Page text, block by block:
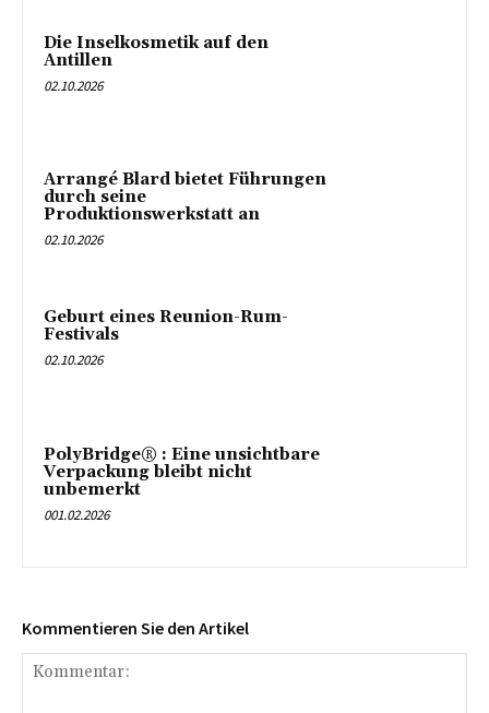
Die Inselkosmetik auf den
Antillen
02.10.2026
Arrangé Blard bietet Führungen
durch seine
Produktionswerkstatt an
02.10.2026
Geburt eines Reunion-Rum-
Festivals
02.10.2026
PolyBridge® : Eine unsichtbare
Verpackung bleibt nicht
unbemerkt
001.02.2026
Kommentieren Sie den Artikel